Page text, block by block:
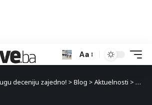
Aa
deceniju zajedno! > Blog > Aktuelnosti > Sport